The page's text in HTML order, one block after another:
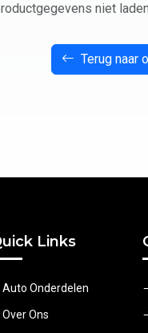
niet
Terug naar
Links
Auto Onderdelen
Over Ons